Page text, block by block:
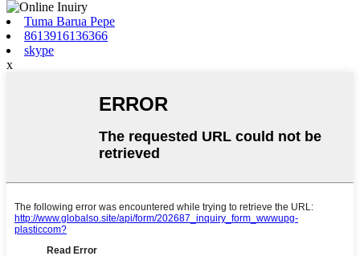
Tuma Barua Pepe
8613916136366
skype
x